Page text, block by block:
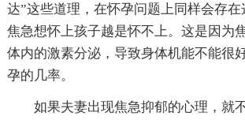
达”这些道理，在怀孕问题上同样会存
焦急想怀上孩子越是怀不上。这是因为
体内的激素分泌，导致身体机能不能很
孕的几率。
如果夫妻出现焦急抑郁的心理，就